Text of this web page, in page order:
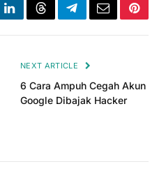
LinkedInThreadsTelegramEmail
NEXT ARTICLE
6 Cara Ampuh Cegah Akun
Google Dibajak Hacker